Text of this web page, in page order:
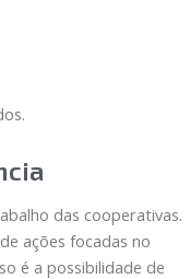
das cooperativas.
ações focadas no
é a possibilidade de